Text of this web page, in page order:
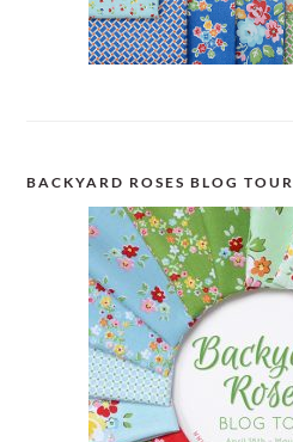
BACKYARD ROSES BLOG TOUR